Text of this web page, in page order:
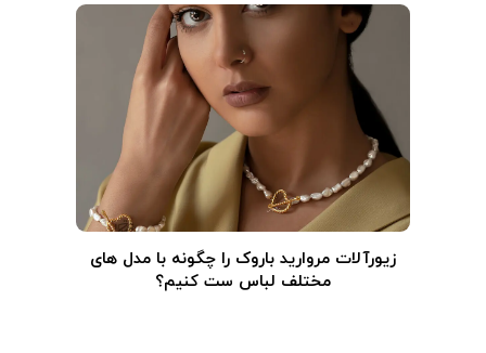
زیورآلات مروارید باروک را چگونه با مدل های
مختلف لباس ست کنیم؟